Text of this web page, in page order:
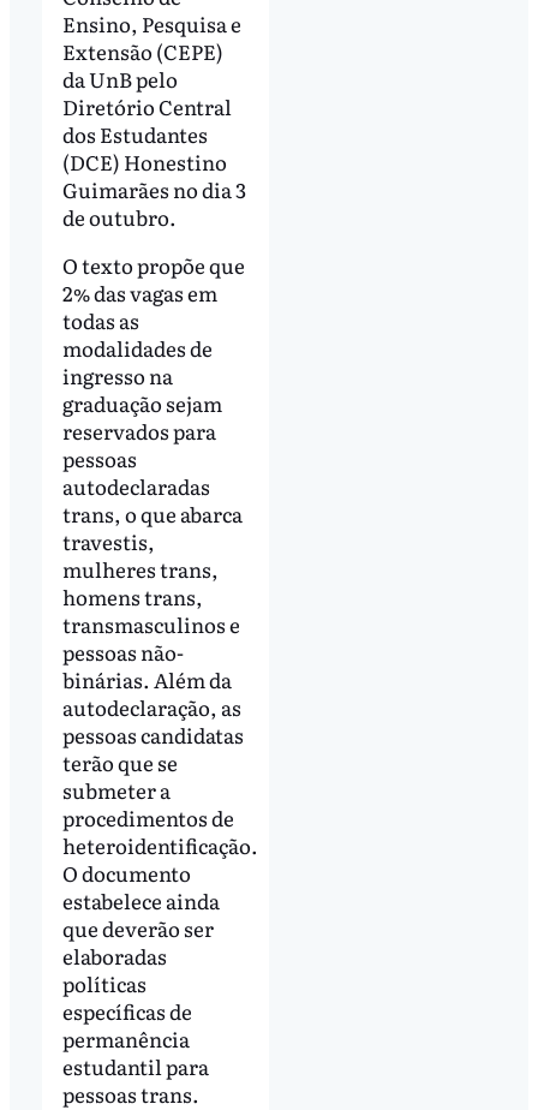
Ensino, Pesquisa e
Extensão (CEPE)
da UnB pelo
Diretório Central
dos Estudantes
(DCE) Honestino
Guimarães no dia 3
de outubro.
O texto propõe que
2% das vagas em
todas as
modalidades de
ingresso na
graduação sejam
reservados para
pessoas
autodeclaradas
trans, o que abarca
travestis,
mulheres trans,
homens trans,
transmasculinos e
pessoas não-
binárias. Além da
autodeclaração, as
pessoas candidatas
terão que se
submeter a
procedimentos de
heteroidentificação.
O documento
estabelece ainda
que deverão ser
elaboradas
políticas
específicas de
permanência
estudantil para
pessoas trans.